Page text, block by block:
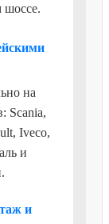
шоссе.
на
Scania,
Iveco,
и
и